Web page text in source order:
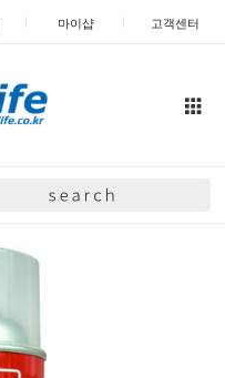
마이샵 고객센터